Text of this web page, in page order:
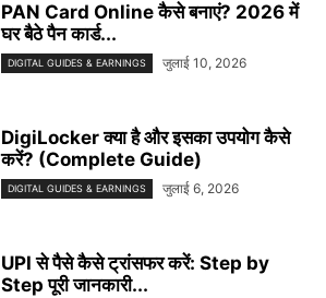
PAN Card Online कैसे बनाएं? 2026 में
घर बैठे पैन कार्ड...
DIGITAL GUIDES & EARNINGS जुलाई 10, 2026
DigiLocker क्या है और इसका उपयोग कैसे
करें? (Complete Guide)
DIGITAL GUIDES & EARNINGS जुलाई 6, 2026
UPI से पैसे कैसे ट्रांसफर करें: Step by
Step पूरी जानकारी...